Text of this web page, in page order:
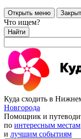
Открыть меню
Что ищем?
Найти
Куда сходить в
Новгорода
Помощник и
по интересным местам
и лучшим событиям